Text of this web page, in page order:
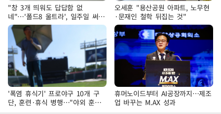
"창 3개 띄워도 답답함 없
네"…'폴드8 울트라', 일주일 써보
니
오세훈 "용산공원 아파트, 노무현
·문재인 철학 뒤집는 것"
'폭염 휴식기' 프로야구 10개 구
단, 훈련·휴식 병행…"야외 훈련
해도 안전 최우선"
휴머노이드부터 AI공장까지…제조
업 바꾸는 M.AX 성과